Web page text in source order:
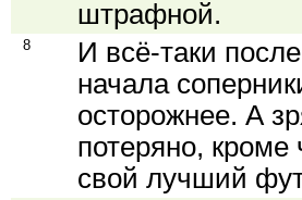
штрафной.
8
И всё-таки
начала
осторожнее. А
потеряно,
свой лучший